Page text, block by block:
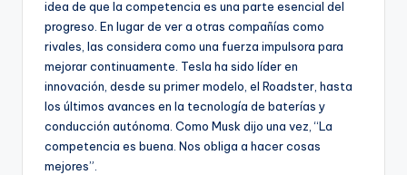
idea de que la competencia es una parte esencial del
progreso. En lugar de ver a otras compañías como
rivales, las considera como una fuerza impulsora para
mejorar continuamente. Tesla ha sido líder en
innovación, desde su primer modelo, el Roadster, hasta
los últimos avances en la tecnología de baterías y
conducción autónoma. Como Musk dijo una vez, “La
competencia es buena. Nos obliga a hacer cosas
mejores”.